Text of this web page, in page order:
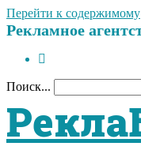
Перейти к содержимому
Рекламное
Поиск...